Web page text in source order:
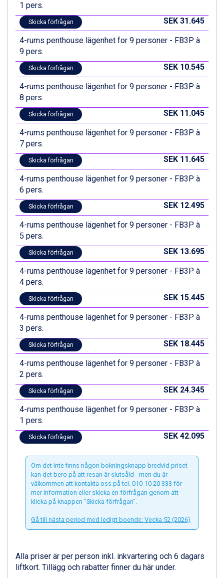
1 pers.
Skicka förfrågan SEK 31.645
4-rums penthouse lägenhet for 9 personer - FB3P à
9 pers.
Skicka förfrågan SEK 10.545
4-rums penthouse lägenhet for 9 personer - FB3P à
8 pers.
Skicka förfrågan SEK 11.045
4-rums penthouse lägenhet for 9 personer - FB3P à
7 pers.
Skicka förfrågan SEK 11.645
4-rums penthouse lägenhet for 9 personer - FB3P à
6 pers.
Skicka förfrågan SEK 12.495
4-rums penthouse lägenhet for 9 personer - FB3P à
5 pers.
Skicka förfrågan SEK 13.695
4-rums penthouse lägenhet for 9 personer - FB3P à
4 pers.
Skicka förfrågan SEK 15.445
4-rums penthouse lägenhet for 9 personer - FB3P à
3 pers.
Skicka förfrågan SEK 18.445
4-rums penthouse lägenhet for 9 personer - FB3P à
2 pers.
Skicka förfrågan SEK 24.345
4-rums penthouse lägenhet for 9 personer - FB3P à
1 pers.
Skicka förfrågan SEK 42.095
Om det inte finns någon bokningsknapp bredvid priset
kan det bero på att resan är slutsåld - men du är
välkommen att kontakta oss på tel. 010-10 20 333 för
mer information eller skicka en förfrågan genom att
klicka på knappen ”Skicka förfrågan”.
Gå till nästa period med ledigt boende: Vecka 52 (2026)
Alla priser är per person inkl. inkvartering och 6 dagars
liftkort. Tillägg och rabatter finner du här under.